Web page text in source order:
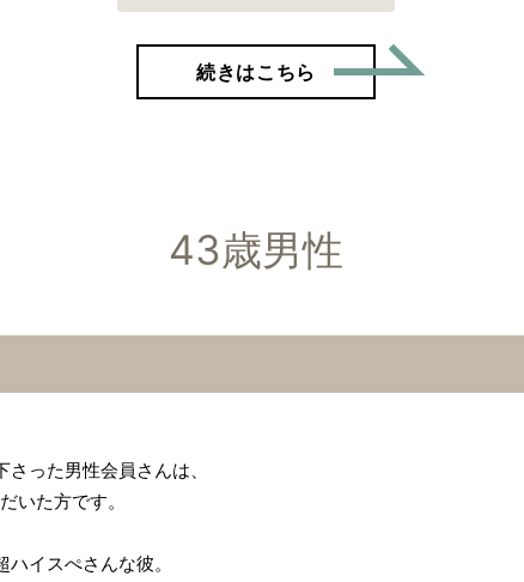
続きはこちら
43歳男性
った男性会員さんは、
いた方です。
イスぺさんな彼。